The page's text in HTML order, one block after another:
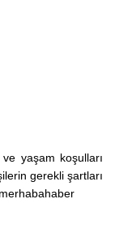
yaşam koşulları
gerekli şartları